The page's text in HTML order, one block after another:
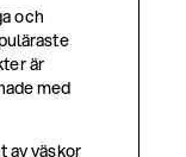
och
är
med
av väskor